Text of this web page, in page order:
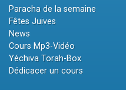
Paracha de la semaine
Fêtes Juives
News
Cours Mp3-Vidéo
Yéchiva Torah-Box
Dédicacer un cours